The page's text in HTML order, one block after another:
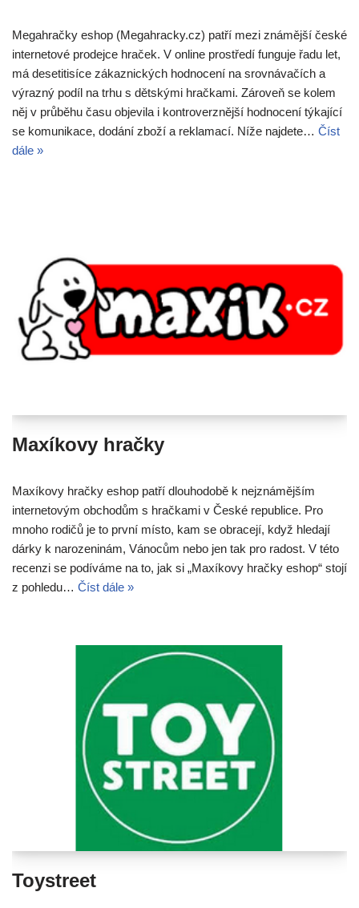
Megahračky eshop (Megahracky.cz) patří mezi známější české
internetové prodejce hraček. V online prostředí funguje řadu let,
má desetitisíce zákaznických hodnocení na srovnávačích a
výrazný podíl na trhu s dětskými hračkami. Zároveň se kolem
něj v průběhu času objevila i kontroverznější hodnocení týkající
se komunikace, dodání zboží a reklamací. Níže najdete… Číst
dále »
Maxíkovy hračky
Maxíkovy hračky eshop patří dlouhodobě k nejznámějším
internetovým obchodům s hračkami v České republice. Pro
mnoho rodičů je to první místo, kam se obracejí, když hledají
dárky k narozeninám, Vánocům nebo jen tak pro radost. V této
recenzi se podíváme na to, jak si „Maxíkovy hračky eshop“ stojí
z pohledu… Číst dále »
Toystreet